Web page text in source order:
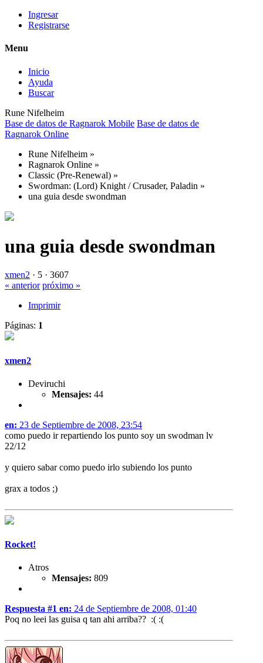
Ingresar
Registrarse
Menu
Inicio
Ayuda
Buscar
Rune Nifelheim
Base de datos de Ragnarok Mobile Base de datos de
Ragnarok Online
Rune Nifelheim »
Ragnarok Online »
Classic (Pre-Renewal) »
Swordman: (Lord) Knight / Crusader, Paladin »
una guia desde swondman
una guia desde swondman
xmen2 · 5 · 3607
« anterior próximo »
Imprimir
Páginas: 1
xmen2
Deviruchi
Mensajes: 44
en: 23 de Septiembre de 2008, 23:54
como puedo ir repartiendo los punto soy un swodman lv
22/12
y quiero sabar como puedo irlo subiendo los punto
grax a todos ;)
Rocket!
Atros
Mensajes: 809
Respuesta #1 en: 24 de Septiembre de 2008, 01:40
Poq no leei las guisa q tan ahi arriba?? :( :(